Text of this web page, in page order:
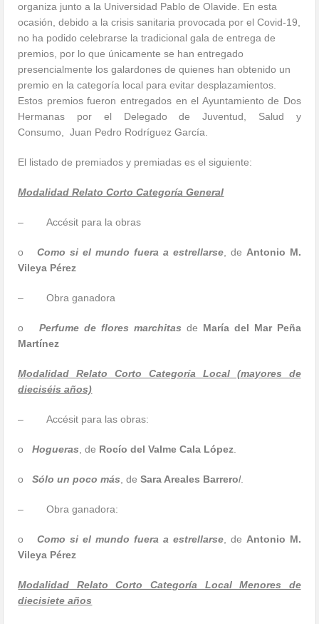
organiza junto a la Universidad Pablo de Olavide. En esta
ocasión, debido a la crisis sanitaria provocada por el Covid-19,
no ha podido celebrarse la tradicional gala de entrega de
premios, por lo que únicamente se han entregado
presencialmente los galardones de quienes han obtenido un
premio en la categoría local para evitar desplazamientos.
Estos premios fueron entregados en el Ayuntamiento de Dos
Hermanas por el Delegado de Juventud, Salud y
Consumo, Juan Pedro Rodríguez García.
El listado de premiados y premiadas es el siguiente:
Modalidad Relato Corto Categoría General
– Accésit para la obras
o Como si el mundo fuera a estrellarse, de Antonio M.
Vileya Pérez
– Obra ganadora
o Perfume de flores marchitas de María del Mar Peña
Martínez
Modalidad Relato Corto Categoría Local (mayores de
dieciséis años)
– Accésit para las obras:
oHogueras , de Rocío del Valme Cala López
oSólo un poco más , deSara Areales Barrerol.
– Obra ganadora:
o Como si el mundo fuera a estrellarse, de Antonio M.
Vileya Pérez
Modalidad Relato Corto Categoría Local Menores de
diecisiete años